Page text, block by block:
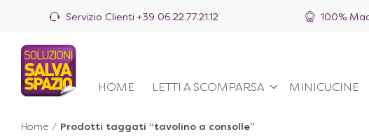
Servizio Clienti +39 06.22.77.21.12 100%
HOME LETTI A SCOMPARSA MINICUCINE
Home / Prodotti taggati “tavolino a consolle”